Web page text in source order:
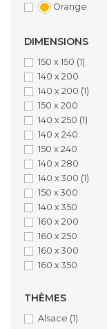
Orange
DIMENSIONS
150 x 150 (1)
140 x 200
140 x 200 (1)
150 x 200
140 x 250 (1)
140 x 240
150 x 240
140 x 280
140 x 300 (1)
150 x 300
140 x 350
160 x 200
160 x 250
160 x 300
160 x 350
THÈMES
Alsace (1)